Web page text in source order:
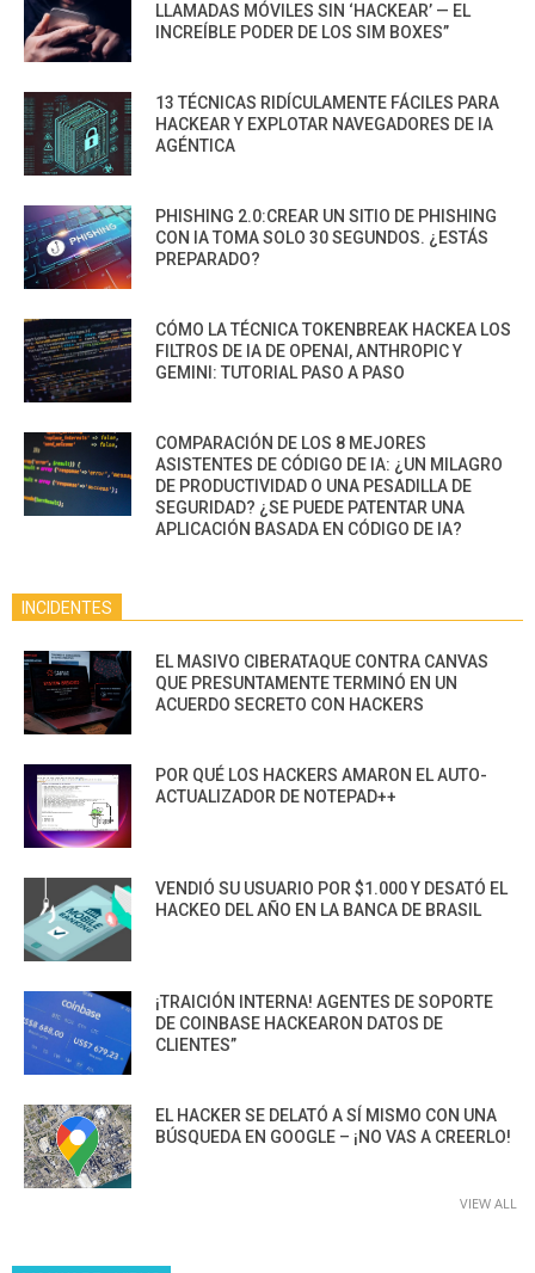
LLAMADAS MÓVILES SIN ‘HACKEAR’ — EL
INCREÍBLE PODER DE LOS SIM BOXES”
13 TÉCNICAS RIDÍCULAMENTE FÁCILES PARA
HACKEAR Y EXPLOTAR NAVEGADORES DE IA
AGÉNTICA
PHISHING 2.0:CREAR UN SITIO DE PHISHING
CON IA TOMA SOLO 30 SEGUNDOS. ¿ESTÁS
PREPARADO?
CÓMO LA TÉCNICA TOKENBREAK HACKEA LOS
FILTROS DE IA DE OPENAI, ANTHROPIC Y
GEMINI: TUTORIAL PASO A PASO
COMPARACIÓN DE LOS 8 MEJORES
ASISTENTES DE CÓDIGO DE IA: ¿UN MILAGRO
DE PRODUCTIVIDAD O UNA PESADILLA DE
SEGURIDAD? ¿SE PUEDE PATENTAR UNA
APLICACIÓN BASADA EN CÓDIGO DE IA?
INCIDENTES
EL MASIVO CIBERATAQUE CONTRA CANVAS
QUE PRESUNTAMENTE TERMINÓ EN UN
ACUERDO SECRETO CON HACKERS
POR QUÉ LOS HACKERS AMARON EL AUTO-
ACTUALIZADOR DE NOTEPAD++
VENDIÓ SU USUARIO POR $1.000 Y DESATÓ EL
HACKEO DEL AÑO EN LA BANCA DE BRASIL
¡TRAICIÓN INTERNA! AGENTES DE SOPORTE
DE COINBASE HACKEARON DATOS DE
CLIENTES”
EL HACKER SE DELATÓ A SÍ MISMO CON UNA
BÚSQUEDA EN GOOGLE – ¡NO VAS A CREERLO!
VIEW ALL